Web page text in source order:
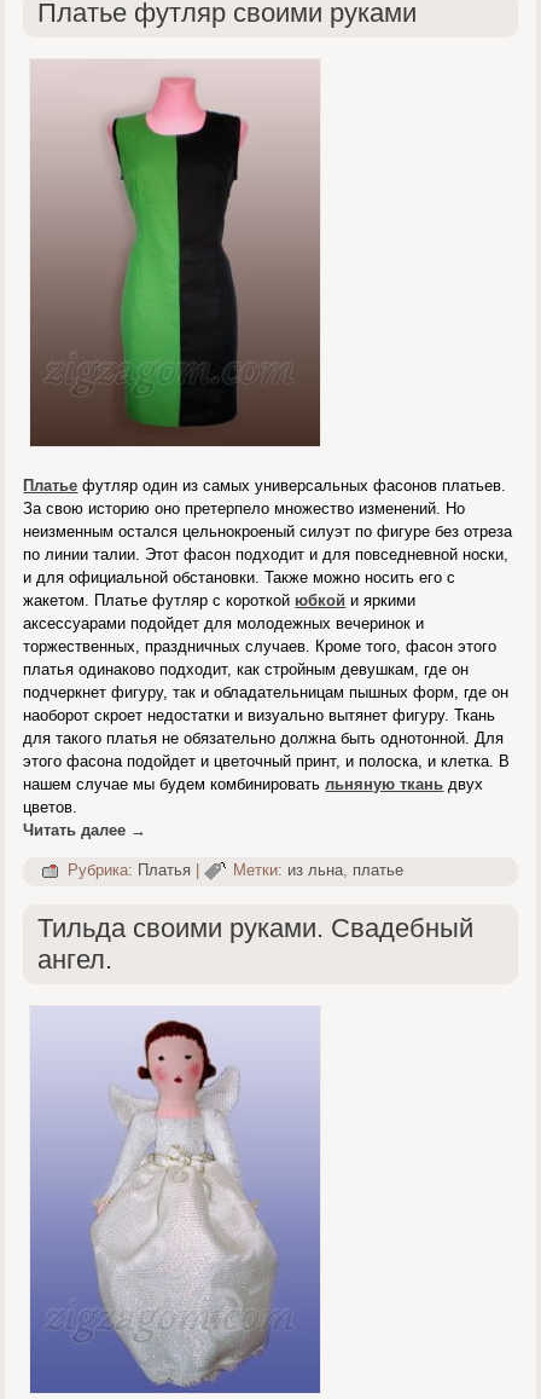
Платье футляр своими руками
Платье футляр один из самых универсальных фасонов платьев.
За свою историю оно претерпело множество изменений. Но
неизменным остался цельнокроеный силуэт по фигуре без отреза
по линии талии. Этот фасон подходит и для повседневной носки,
и для официальной обстановки. Также можно носить его с
жакетом. Платье футляр с короткой юбкой и яркими
аксессуарами подойдет для молодежных вечеринок и
торжественных, праздничных случаев. Кроме того, фасон этого
платья одинаково подходит, как стройным девушкам, где он
подчеркнет фигуру, так и обладательницам пышных форм, где он
наоборот скроет недостатки и визуально вытянет фигуру. Ткань
для такого платья не обязательно должна быть однотонной. Для
этого фасона подойдет и цветочный принт, и полоска, и клетка. В
нашем случае мы будем комбинироватьльняную ткань двух
цветов.
Читать далее →
Рубрика: Платья | Метки: из льна, платье
Тильда своими руками. Свадебный
ангел.